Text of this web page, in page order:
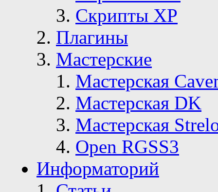
Скрипты ХР
Плагины
Мастерские
Мастерская
Мастерская DK
Мастерская
Open RGSS3
Информаторий